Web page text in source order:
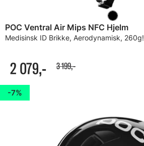
POC Ventral Air Mips NFC Hjelm
Medisinsk ID Brikke, Aerodynamisk, 260g!
2 079,- 3 199,-
7%